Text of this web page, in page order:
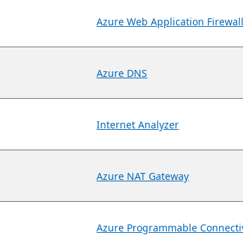
Azure Web Application Firewall
Azure DNS
Internet Analyzer
Azure NAT Gateway
Azure Programmable